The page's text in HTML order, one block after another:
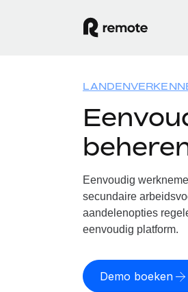
Eenvoudig
secundaire
aandelenopties
eenvoudig platform.
Demo boeken